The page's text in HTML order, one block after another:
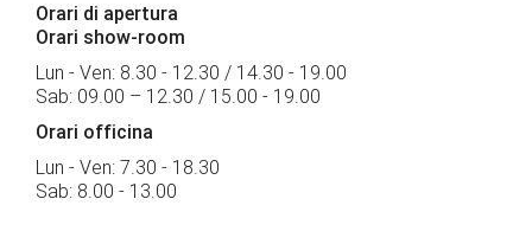
Orari di apertura
Orari show-room
Lun - Ven: 8.30 - 12.30 / 14.30 - 19.00
Sab: 09.00 – 12.30 / 15.00 - 19.00
Orari officina
Lun - Ven: 7.30 - 18.30
Sab: 8.00 - 13.00